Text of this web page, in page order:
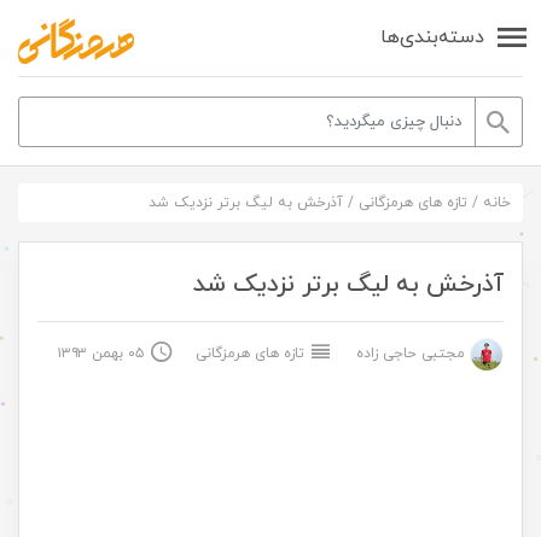
دسته‌بندی‌ها
خانه / تازه های هرمزگانی / آذرخش به لیگ برتر نزدیک شد
آذرخش به لیگ برتر نزدیک شد
مجتبی حاجی زاده تازه های هرمزگانی ۰۵ بهمن ۱۳۹۳